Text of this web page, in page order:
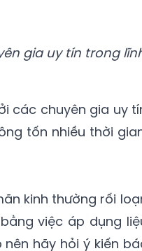
gia uy tín trong
các chuyên gia uy
tốn nhiều thời
kinh thường rối
việc áp dụng
hãy hỏi ý kiến